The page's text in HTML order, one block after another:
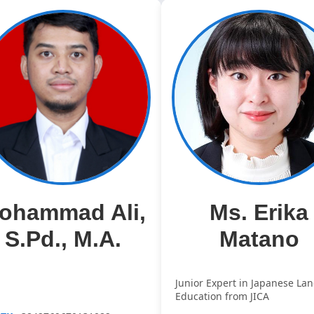
Ali,
S.Pd., M.A.
Ms. Erika
Matano
Junior Expert in Japanese
Education from JICA